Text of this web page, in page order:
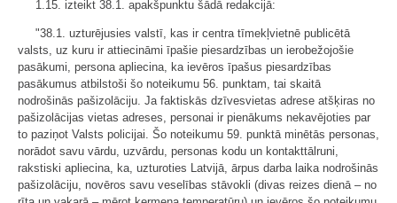
1.15. izteikt 38.1. apakšpunktu šādā redakcijā:
"38.1. uzturējusies valstī, kas ir centra tīmekļvietnē publicētā
valsts, uz kuru ir attiecināmi īpašie piesardzības un ierobežojošie
pasākumi, persona apliecina, ka ievēros īpašus piesardzības
pasākumus atbilstoši šo noteikumu 56. punktam, tai skaitā
nodrošinās pašizolāciju. Ja faktiskās dzīvesvietas adrese atšķiras no
pašizolācijas vietas adreses, personai ir pienākums nekavējoties par
to paziņot Valsts policijai. Šo noteikumu 59. punktā minētās personas,
norādot savu vārdu, uzvārdu, personas kodu un kontakttālruni,
rakstiski apliecina, ka, uzturoties Latvijā, ārpus darba laika nodrošinās
pašizolāciju, novēros savu veselības stāvokli (divas reizes dienā – no